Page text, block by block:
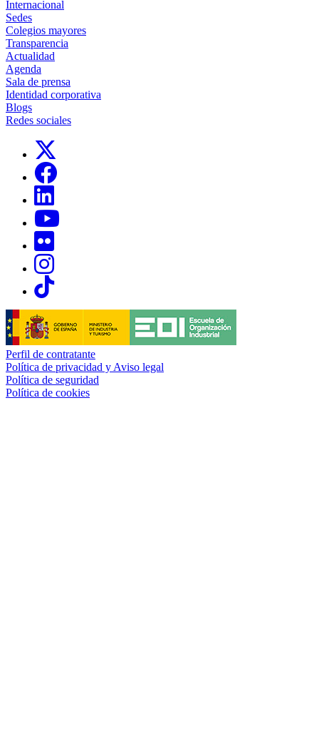
Internacional
Sedes
Colegios mayores
Transparencia
Actualidad
Agenda
Sala de prensa
Identidad corporativa
Blogs
Redes sociales
Links, Opens in this window
Links, Opens in this window
Links, Opens in this window
Links, Opens in this window
Links, Opens in this window
Perfil de contratante
Política de privacidad y Aviso legal
Política de seguridad
Política de cookies